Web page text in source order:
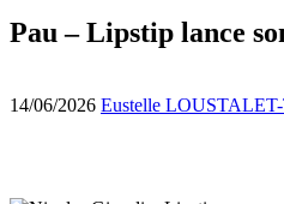
Pau – Lipstip lance
14/06/2026 Eustelle